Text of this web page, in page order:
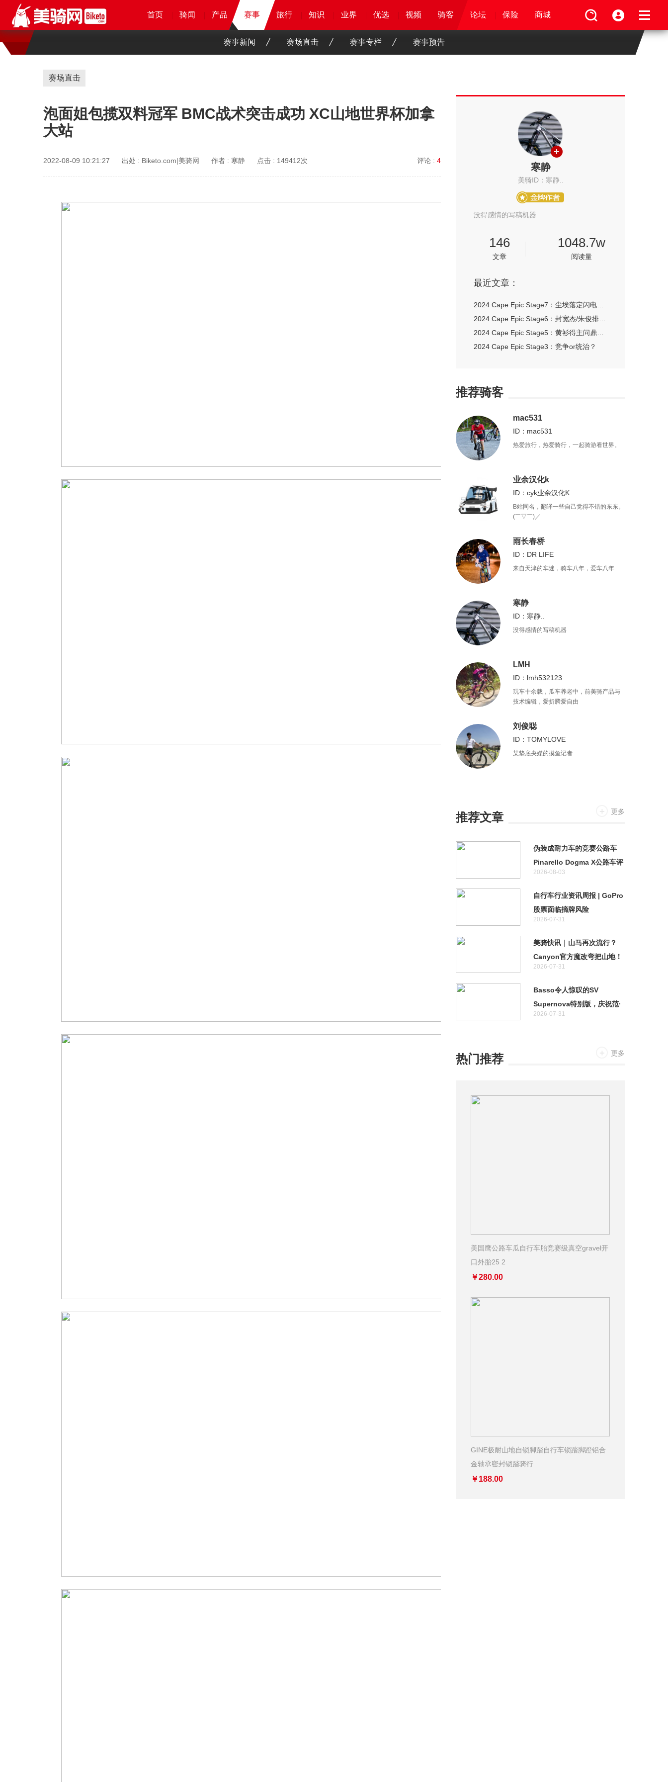
首页 骑闻 旅行 知识 业界 优选 骑客 论坛 保险 商城
首页 骑闻 产品 赛事 旅行 知识 业界 优选 骑客 视频 论坛 保险 商城
首页 骑闻 产品 赛事 旅行 知识 业界 优选 视频 骑客 论坛 保险 商城
首页 骑闻 产品 赛事 旅行 知识 业界 优选 视频 骑客 论坛 保险 商城
赛事新闻 赛场直击 赛事专栏 赛事预告
赛场直击
泡面姐包揽双料冠军 BMC战术突击成功 XC山地世界杯加拿
大站
2022-08-09 10:21:27 出处 : Biketo.com|美骑网 作者 : 寒静 点击 : 149412次 评论 : 4
寒静
美骑ID：寒静..
没得感情的写稿机器
146
文章
1048.7w
阅读量
最近文章：
2024 Cape Epic Stage3：竞争or统治？
推荐骑客
mac531
ID：mac531
热爱旅行，热爱骑行，一起骑游看世界。
业余汉化k
ID：cyk业余汉化K
B站同名，翻译一些自己觉得不错的东东。
(￣▽￣)／
雨长春桥
ID：DR LIFE
来自天津的车迷，骑车八年，爱车八年
寒静
ID：寒静..
没得感情的写稿机器
LMH
ID：lmh532123
玩车十余载，瓜车养老中，前美骑产品与
技术编辑，爱折腾爱自由
刘俊聪
ID：TOMYLOVE
某垫底央媒的摸鱼记者
推荐文章 更多
伪装成耐力车的竞赛公路车
Pinarello Dogma X公路车评
测
2026-08-03
自行车行业资讯周报 | GoPro
股票面临摘牌风险
2026-07-31
美骑快讯｜山马再次流行？
Canyon官方魔改弯把山地！
特斯拉首款两轮车居然不是电
2026-07-31
Basso令人惊叹的SV
Supernova特别版，庆祝范·
阿维马特奥运金牌十周年
2026-07-31
热门推荐 更多
美国鹰公路车瓜自行车胎竞赛级真空gravel开
口外胎25 2
￥280.00
GINE极耐山地自锁脚踏自行车锁踏脚蹬铝合
金轴承密封锁踏骑行
￥188.00